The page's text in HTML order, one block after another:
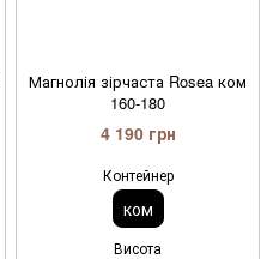
Магнолія зірчаста Rosea ком
160-180
4 190 грн
Контейнер
ком
Висота